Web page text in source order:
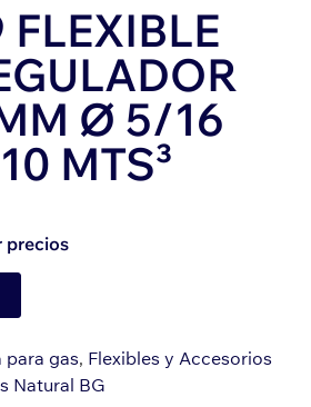
Ø 5/16
MTS³
precios
para gas, Flexibles y Accesorios
Natural BG